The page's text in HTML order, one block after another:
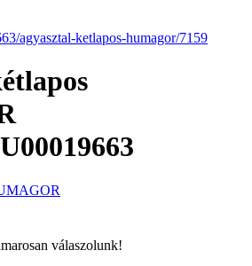
agyasztal-ketlapos-humagor/7159
válaszolunk!